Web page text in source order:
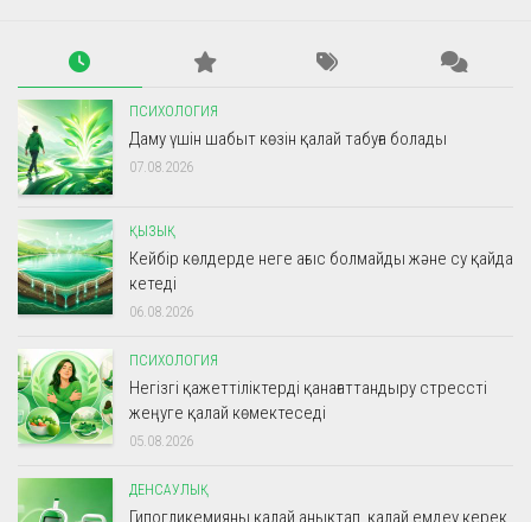
ПСИХОЛОГИЯ
Даму үшін шабыт көзін қалай табуға болады
07.08.2026
ҚЫЗЫҚ
Кейбір көлдерде неге ағыс болмайды және су қайда
кетеді
06.08.2026
ПСИХОЛОГИЯ
Негізгі қажеттіліктерді қанағаттандыру стрессті
жеңуге қалай көмектеседі
05.08.2026
ДЕНСАУЛЫҚ
Гипогликемияны қалай анықтап, қалай емдеу керек